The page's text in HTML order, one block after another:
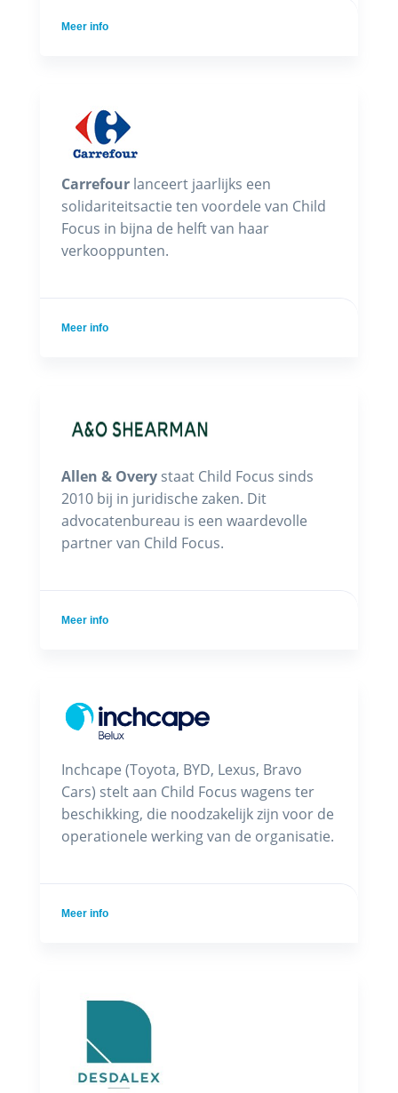
Meer info
Carrefour lanceert jaarlijks een
solidariteitsactie ten voordele van Child
Focus in bijna de helft van haar
verkooppunten.
Meer info
Allen & Overy staat Child Focus sinds
2010 bij in juridische zaken. Dit
advocatenbureau is een waardevolle
partner van Child Focus.
Meer info
Inchcape (Toyota, BYD, Lexus, Bravo
Cars) stelt aan Child Focus wagens ter
beschikking, die noodzakelijk zijn voor de
operationele werking van de organisatie.
Meer info